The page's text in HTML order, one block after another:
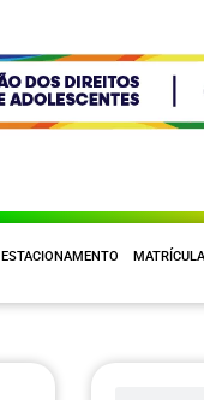
ESTACIONAMENTO MATRÍCULA